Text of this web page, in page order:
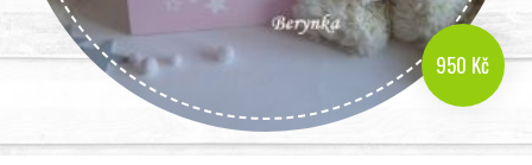
950 Kč